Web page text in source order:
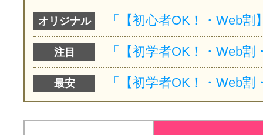
オリジナル
注目
最安